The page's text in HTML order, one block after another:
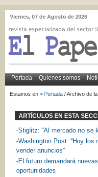
Viernes, 07 de Agosto de 2026
Portada Quienes somos
Estamos en > Portada / Archivo de
ARTÍCULOS EN ESTA
-Stiglitz: “Al mercado no se
-Washington Post: “Hoy los
vender anuncios”
-El futuro demandará
oportunidades